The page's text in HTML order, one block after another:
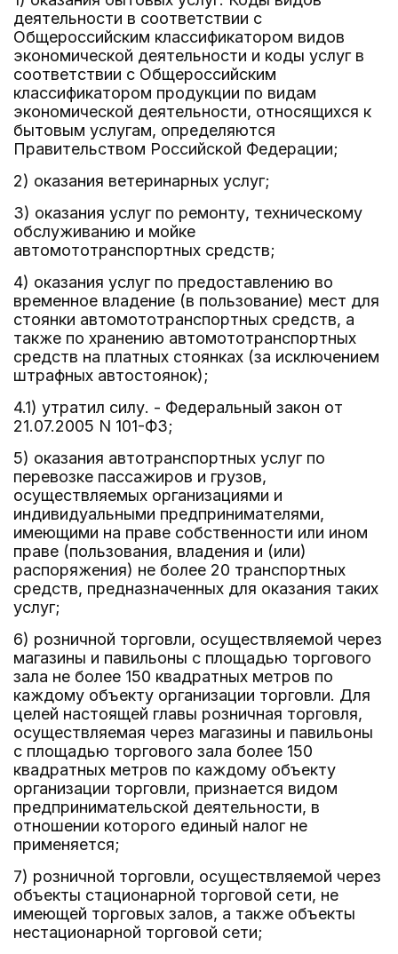
деятельности в соответствии с
Общероссийским классификатором видов
экономической деятельности и коды услуг в
соответствии с Общероссийским
классификатором продукции по видам
экономической деятельности, относящихся к
бытовым услугам, определяются
Правительством Российской Федерации;
2) оказания ветеринарных услуг;
3) оказания услуг по ремонту, техническому
обслуживанию и мойке
автомототранспортных средств;
4) оказания услуг по предоставлению во
временное владение (в пользование) мест для
стоянки автомототранспортных средств, а
также по хранению автомототранспортных
средств на платных стоянках (за исключением
штрафных автостоянок);
4.1) утратил силу. - Федеральный закон от
21.07.2005 N 101-ФЗ;
5) оказания автотранспортных услуг по
перевозке пассажиров и грузов,
осуществляемых организациями и
индивидуальными предпринимателями,
имеющими на праве собственности или ином
праве (пользования, владения и (или)
распоряжения) не более 20 транспортных
средств, предназначенных для оказания таких
услуг;
6) розничной торговли, осуществляемой через
магазины и павильоны с площадью торгового
зала не более 150 квадратных метров по
каждому объекту организации торговли. Для
целей настоящей главы розничная торговля,
осуществляемая через магазины и павильоны
с площадью торгового зала более 150
квадратных метров по каждому объекту
организации торговли, признается видом
предпринимательской деятельности, в
отношении которого единый налог не
применяется;
7) розничной торговли, осуществляемой через
объекты стационарной торговой сети, не
имеющей торговых залов, а также объекты
нестационарной торговой сети;